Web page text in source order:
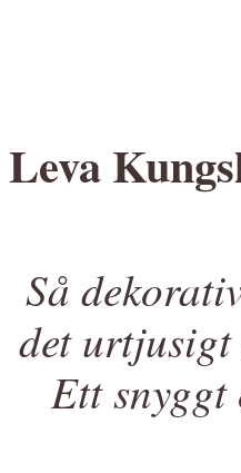
Leva
Så
det
Ett snyggt